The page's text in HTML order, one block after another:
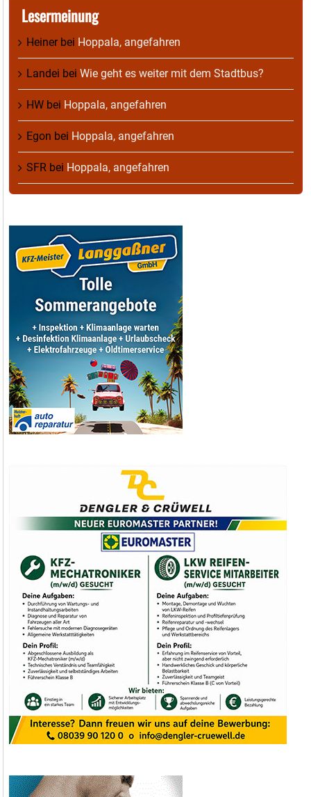
Lesermeinung
Heinerbei Hoppala, angefahren
Landei bei Wie geht es weiter mit dem Stadtbus?
HW bei Hoppala, angefahren
Egon bei Hoppala, angefahren
SFR bei Hoppala, angefahren